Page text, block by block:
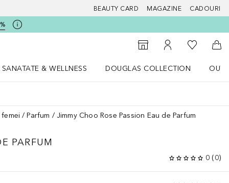
BEAUTY CARD MAGAZINE CADOURI
Către Găsire magazin
Către Contul meu
Către
SANATATE & WELLNESS
DOUGLAS COLLECTION
femei Parfum Jimmy Choo Rose Passion Eau de Parfum
PARFUM
0 (0)